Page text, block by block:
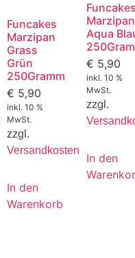
Funcakes
Marzipan
Grass
Grün
250Gramm
€ 5,90
inkl. 10 %
MwSt.
zzgl.
Versandkosten
In den
Warenkorb
Funcakes
Marzipan
Aqua
€ 5,90
inkl. 10 %
MwSt.
zzgl.
In den